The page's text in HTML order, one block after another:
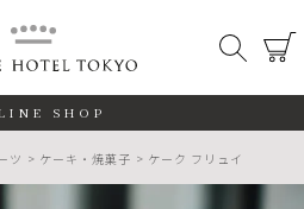
検索
SHOP
ツ ケーキ・焼菓子 ケーク フリュイ